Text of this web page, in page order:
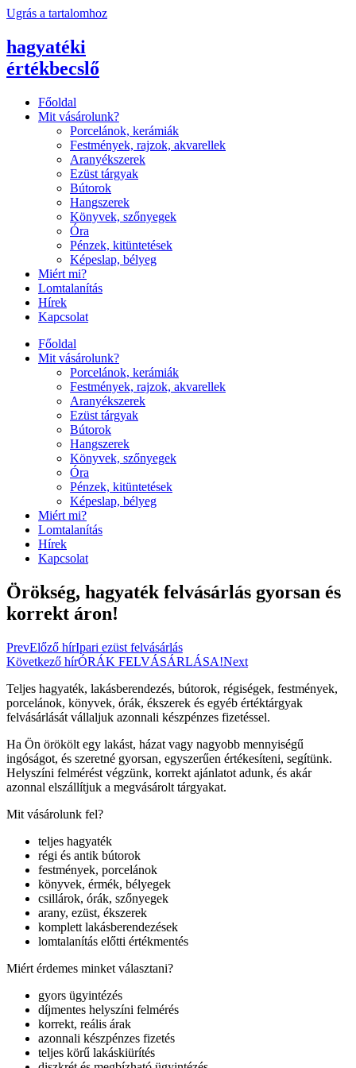
Ugrás a tartalomhoz
hagyatéki
értékbecslő
Főoldal
Mit vásárolunk?
Porcelánok, kerámiák
Festmények, rajzok, akvarellek
Aranyékszerek
Ezüst tárgyak
Bútorok
Hangszerek
Könyvek, szőnyegek
Óra
Pénzek, kitüntetések
Képeslap, bélyeg
Miért mi?
Lomtalanítás
Hírek
Kapcsolat
Főoldal
Mit vásárolunk?
Porcelánok, kerámiák
Festmények, rajzok, akvarellek
Aranyékszerek
Ezüst tárgyak
Bútorok
Hangszerek
Könyvek, szőnyegek
Óra
Pénzek, kitüntetések
Képeslap, bélyeg
Miért mi?
Lomtalanítás
Hírek
Kapcsolat
Örökség, hagyaték felvásárlás gyorsan és
korrekt áron!
PrevElőző hírIpari ezüst felvásárlás
Következő hírÓRÁK FELVÁSÁRLÁSA!Next
Teljes hagyaték, lakásberendezés, bútorok, régiségek, festmények,
porcelánok, könyvek, órák, ékszerek és egyéb értéktárgyak
felvásárlását vállaljuk azonnali készpénzes fizetéssel.
Ha Ön örökölt egy lakást, házat vagy nagyobb mennyiségű
ingóságot, és szeretné gyorsan, egyszerűen értékesíteni, segítünk.
Helyszíni felmérést végzünk, korrekt ajánlatot adunk, és akár
azonnal elszállítjuk a megvásárolt tárgyakat.
Mit vásárolunk fel?
teljes hagyaték
régi és antik bútorok
festmények, porcelánok
könyvek, érmék, bélyegek
csillárok, órák, szőnyegek
arany, ezüst, ékszerek
komplett lakásberendezések
lomtalanítás előtti értékmentés
Miért érdemes minket választani?
gyors ügyintézés
díjmentes helyszíni felmérés
korrekt, reális árak
azonnali készpénzes fizetés
teljes körű lakáskiürítés